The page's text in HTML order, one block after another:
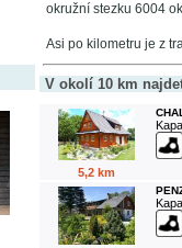
okružní stezku 6004
Asi po kilometru je z
V okolí 10 km
5,2 km